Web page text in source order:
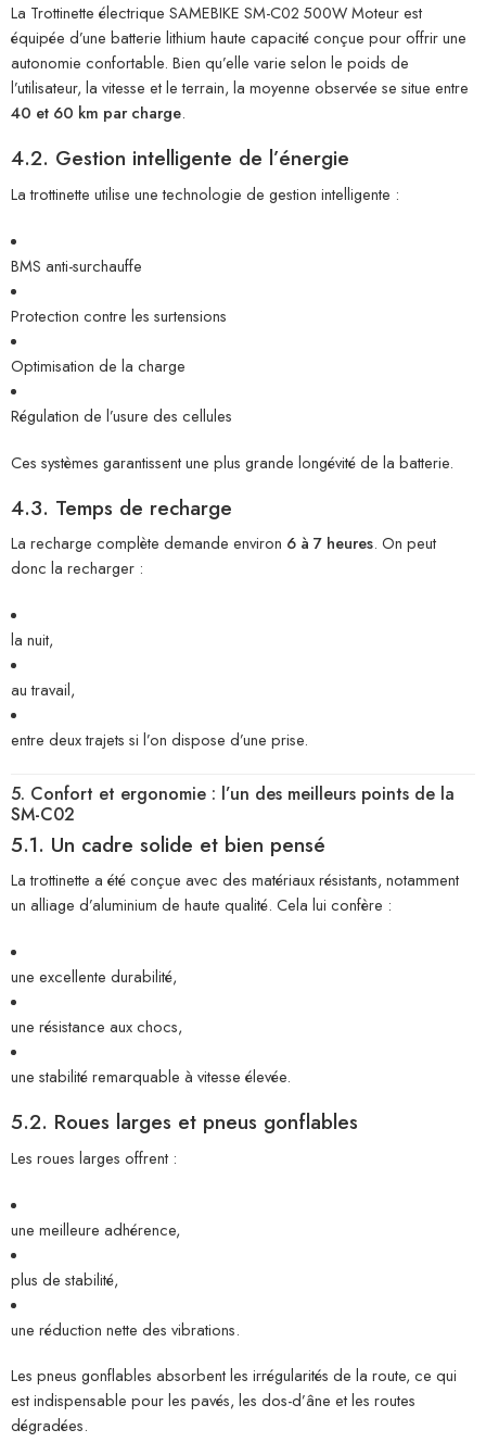
La Trottinette électrique SAMEBIKE SM-C02 500W Moteur est
équipée d’une batterie lithium haute capacité conçue pour offrir une
autonomie confortable. Bien qu’elle varie selon le poids de
l’utilisateur, la vitesse et le terrain, la moyenne observée se situe entre
40 et 60 km par charge.
4.2. Gestion intelligente de l’énergie
La trottinette utilise une technologie de gestion intelligente :
BMS anti-surchauffe
Protection contre les surtensions
Optimisation de la charge
Régulation de l’usure des cellules
Ces systèmes garantissent une plus grande longévité de la batterie.
4.3. Temps de recharge
La recharge complète demande environ 6 à 7 heures. On peut
donc la recharger :
la nuit,
au travail,
entre deux trajets si l’on dispose d’une prise.
5. Confort et ergonomie : l’un des meilleurs points de la
SM-C02
5.1. Un cadre solide et bien pensé
La trottinette a été conçue avec des matériaux résistants, notamment
un alliage d’aluminium de haute qualité. Cela lui confère :
une excellente durabilité,
une résistance aux chocs,
une stabilité remarquable à vitesse élevée.
5.2. Roues larges et pneus gonflables
Les roues larges offrent :
une meilleure adhérence,
plus de stabilité,
une réduction nette des vibrations.
Les pneus gonflables absorbent les irrégularités de la route, ce qui
est indispensable pour les pavés, les dos-d’âne et les routes
dégradées.